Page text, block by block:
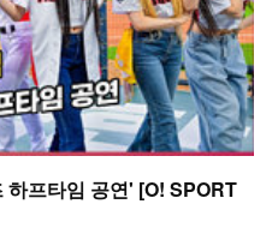
프타임 공연' [O! SPORT